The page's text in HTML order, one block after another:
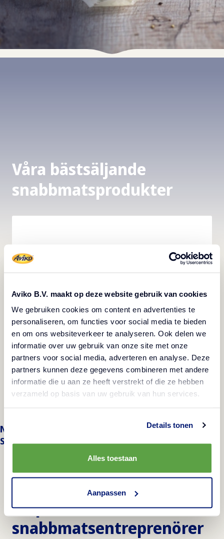
Aviko B.V. maakt op deze website gebruik van cookies
We gebruiken cookies om content en advertenties te
personaliseren, om functies voor social media te bieden
en om ons websiteverkeer te analyseren. Ook delen we
informatie over uw gebruik van onze site met onze
partners voor social media, adverteren en analyse. Deze
partners kunnen deze gegevens combineren met andere
informatie die u aan ze heeft verstrekt of die ze hebben
verzameld op basis van uw gebruik van hun services.
Details tonen
Alles toestaan
Aanpassen
Nästa
Pommes Frites SuperCrunch
Skinny 6 mm
Våra bästsäljande
snabbmatsprodukter
Pommes Frites SuperCrunch 9.5 mm
En premium-favorit!
Inspiration för
snabbmatsentreprenörer